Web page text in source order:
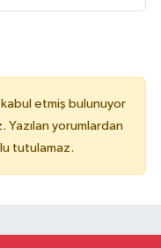
kabul etmiş bulunuyor
yorumlardan
tutulamaz.